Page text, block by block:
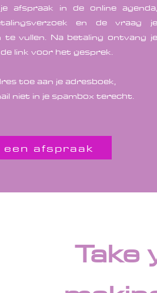
afspraak in de online agenda,
en de vraag je
te vullen. Na betaling ontvang je
link voor het gesprek.
toe aan je adresboek,
niet in je spambox terecht.
een afspraak
Take